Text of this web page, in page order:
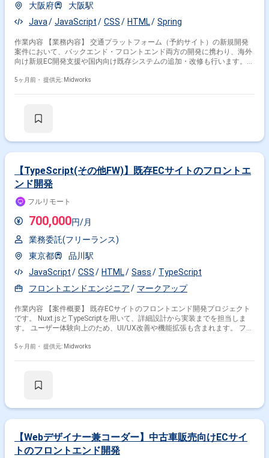
大阪府
大阪駅
Java
JavaScript CSS HTML Spring
作業内容 【業務内容】 交通プラットフォーム（予約サイト）の新規開発
案件において、バックエンド・フロントエンド両方の開発に携わり、海外
向け新規EC開発支援や国内向け既存システムの追加・改修も行います。ア
交通プラットフォーム（予約サイト）の新規開発 ・バックエンド・フロン
5ヶ月前・ 提供元: Midworks
【TypeScript(その他FW)】既存ECサイトのフロントエ
ンド開発
フルリモート
700,000円/月
業務委託(フリーランス)
東京都
品川駅
JavaScript
CSS HTML Sass
TypeScript
フロントエンドエンジニア
マークアップ
作業内容 【案件概要】 既存ECサイトのフロントエンド開発プロジェクト
です。 Nuxt.jsとTypeScriptを用いて、詳細設計から実装までを担当しま
す。 ユーザー体験向上のため、UI/UX改善や機能拡張も含まれます。 フル
と連携し、安定した運用と保守も視野に入れた開発を行います。 【作業内
5ヶ月前・ 提供元: Midworks
【Webデザイナー兼コーダー】中古車販売向けECサイ
トのフロントエンド開発